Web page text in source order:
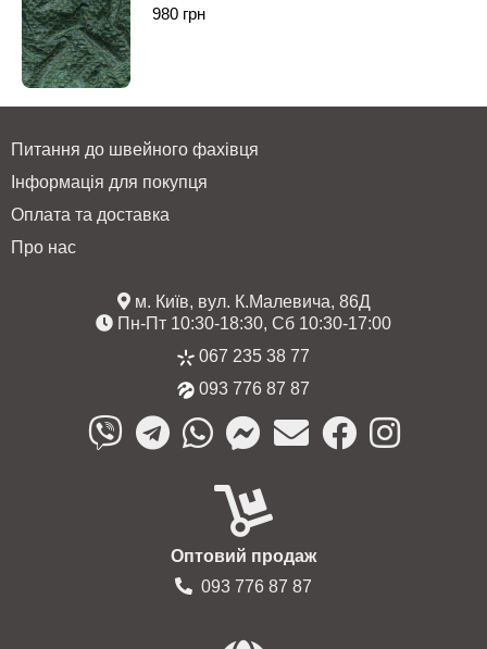
980 грн
Питання до швейного фахівця
Інформація для покупця
Оплата та доставка
Про нас
м. Київ, вул. К.Малевича, 86Д
Пн-Пт 10:30-18:30, Сб 10:30-17:00
067 235 38 77
093 776 87 87
Оптовий продаж
093 776 87 87